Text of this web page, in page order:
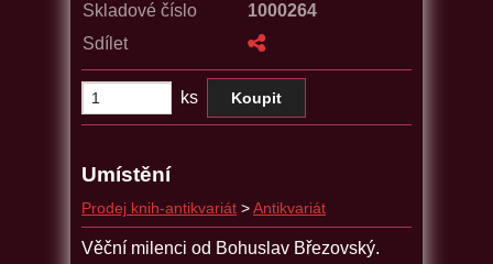
Skladové číslo
1000264
Sdílet
ks
Umístění
Prodej knih-antikvariát > Antikvariát
Věční milenci od Bohuslav Březovský.